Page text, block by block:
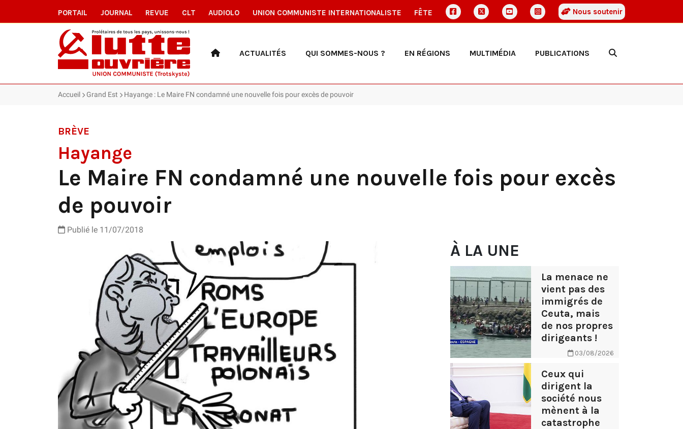
PORTAIL JOURNAL REVUE CLT AUDIOLO UNION COMMUNISTE INTERNATIONALISTE FÊTE Nous soutenir
ACTUALITÉS QUI SOMMES-NOUS ? EN RÉGIONS MULTIMÉDIA PUBLICATIONS
Accueil Grand Est Hayange : Le Maire FN condamné une nouvelle fois pour excès de pouvoir
BRÈVE
Hayange
Le Maire FN condamné une nouvelle fois pour excès
de pouvoir
Publié le 11/07/2018
À LA UNE
La menace ne
vient pas des
immigrés de
Ceuta, mais
de nos propres
dirigeants !
03/08/2026
Ceux qui
dirigent la
société nous
mènent à la
catastrophe